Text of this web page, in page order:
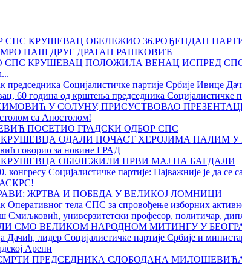
СПС КРУШЕВАЦ ОБЕЛЕЖИО 36.РОЂЕНДАН
НАШ ДРУГ ДРАГАН РАШКОВИЋ
СПС КРУШЕВАЦ ПОЛОЖИЛА ВЕНАЦ ИСПРЕД
председника Социјалистичке партије Србије Ивице
60 година од крштења председника Социјалистичке
У СОЛУНУ, ПРИСУСТВОВАО
са Апостолом!
ПОСЕТИО ГРАДСКИ ОДБОР СПС
ОДАЛИ ПОЧАСТ ХЕРОЈИМА ПАЛИМ
говорио за новине ГРАД
ОБЕЛЕЖИЛИ ПРВИ МАЈ НА БАГДАЛИ
Социјалистичке партије: Најважније је да се
ЖРТВА И ПОБЕДА У ВЕЛИКОЈ ЛОМНИЦИ
Оперативног тела СПС за спровођење изборних
Смиљковић, универзитетски професор, политичар,
СМО ВЕЛИКОМ НАРОДНОМ МИТИНГУ У
Дачић, лидер Социјалистичке партије Србије и
Арени
ПРЕДСЕДНИКА СЛОБОДАНА